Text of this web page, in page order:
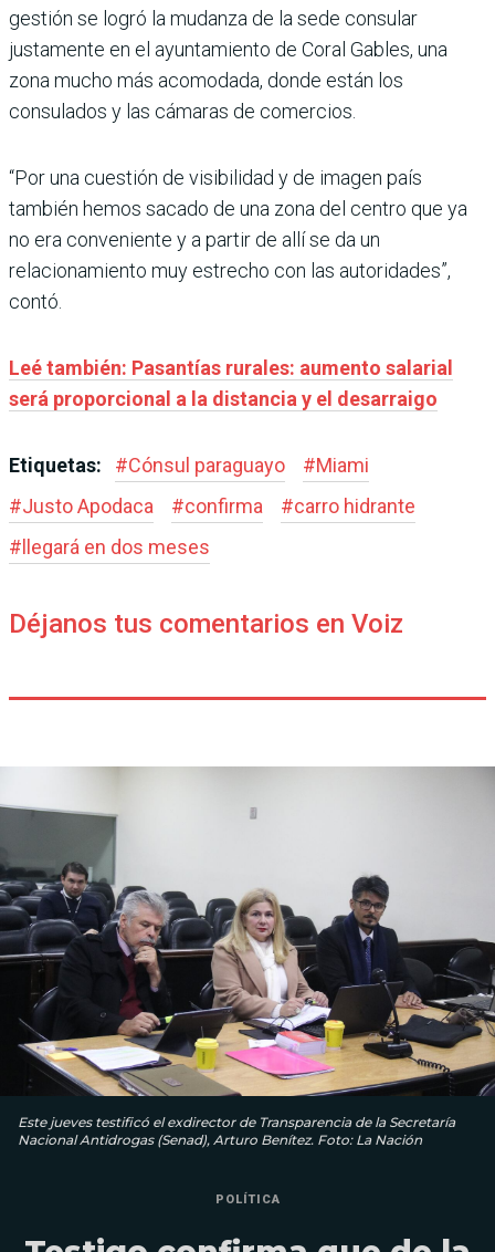
gestión se logró la mudanza de la sede consular
justamente en el ayuntamiento de Coral Gables, una
zona mucho más acomodada, donde están los
consulados y las cámaras de comercios.
“Por una cuestión de visibilidad y de imagen país
también hemos sacado de una zona del centro que ya
no era conveniente y a partir de allí se da un
relacionamiento muy estrecho con las autoridades”,
contó.
Leé también: Pasantías rurales: aumento salarial
será proporcional a la distancia y el desarraigo
Etiquetas: #Cónsul paraguayo #Miami
#Justo Apodaca #confirma #carro hidrante
# llegará en dos meses
Déjanos tus comentarios en Voiz
Este jueves testificó el exdirector de Transparencia de la Secretaría
Nacional Antidrogas (Senad), Arturo Benítez. Foto: La Nación
POLÍTICA